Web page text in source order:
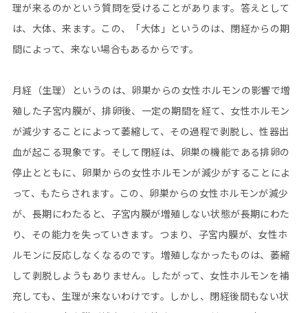
理が来るのかという質問を受けることがあります。答えとして
は、大体、来ます。この、「大体」というのは、閉経からの期
間によって、来ない場合もあるからです。
月経（生理）というのは、卵巣からの女性ホルモンの影響で増
殖した子宮内膜が、排卵後、一定の期間を経て、女性ホルモン
が減少することによって萎縮して、その過程で剥脱し、性器出
血が起こる現象です。そして閉経は、卵巣の機能である排卵の
停止とともに、卵巣からの女性ホルモンが減少がすることによ
って、もたらされます。この、卵巣からの女性ホルモンが減少
が、長期にわたると、子宮内膜が増殖しない状態が長期にわた
り、その能力を失っていきます。つまり、子宮内膜が、女性ホ
ルモンに反応しなくなるのです。増殖しなかったものは、萎縮
して剥脱しようもありません。したがって、女性ホルモンを補
充しても、生理が来ないわけです。しかし、閉経後間もない状